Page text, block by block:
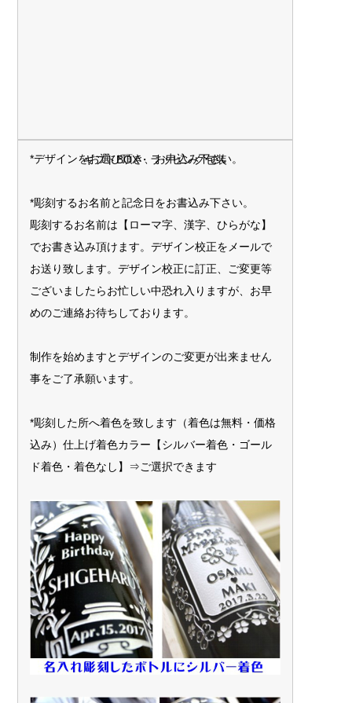
*デザインをお選び頂き、お申込み下さい。
*彫刻するお名前と記念日をお書込み下さい。
彫刻するお名前は【ローマ字、漢字、ひらがな】
でお書き込み頂けます。デザイン校正をメールで
お送り致します。デザイン校正に訂正、ご変更等
ございましたらお忙しい中恐れ入りますが、お早
めのご連絡お待ちしております。
制作を始めますとデザインのご変更が出来ません
事をご了承願います。
*彫刻した所へ着色を致します（着色は無料・価格
込み）仕上げ着色カラー【シルバー着色・ゴール
ド着色・着色なし】⇒ご選択できます
ギフトBOX・ラッピング包装